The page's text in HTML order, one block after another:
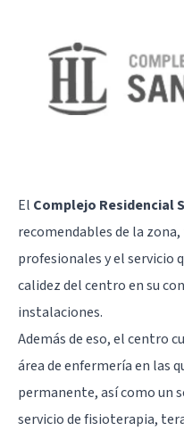
El Complejo Residencial
recomendables de la
profesionales y el servicio
calidez del centro en su
instalaciones.
Además de eso, el centro
área de enfermería en las
permanente, así como un
servicio de fisioterapia,